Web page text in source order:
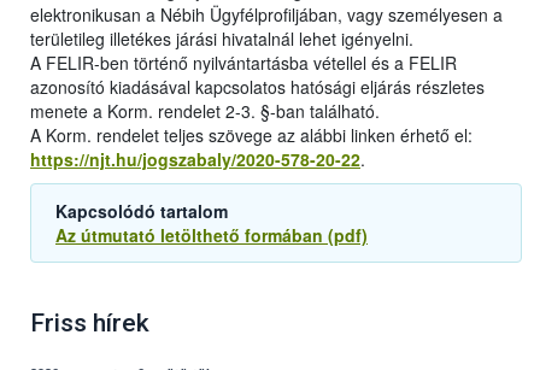
elektronikusan a Nébih Ügyfélprofiljában, vagy személyesen a
területileg illetékes járási hivatalnál lehet igényelni.
A FELIR-ben történő nyilvántartásba vétellel és a FELIR
azonosító kiadásával kapcsolatos hatósági eljárás részletes
menete a Korm. rendelet 2-3. §-ban található.
A Korm. rendelet teljes szövege az alábbi linken érhető el:
https://njt.hu/jogszabaly/2020-578-20-22.
Kapcsolódó tartalom
Az útmutató letölthető formában (pdf)
Friss hírek